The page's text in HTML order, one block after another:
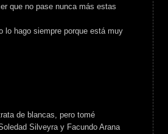
que no pase nunca más estas
lo hago siempre porque está muy
de blancas, pero tomé
Silveyra y Facundo Arana